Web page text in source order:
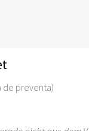
de preventa)